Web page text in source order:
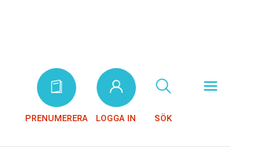
PRENUMERERA LOGGA IN SÖK